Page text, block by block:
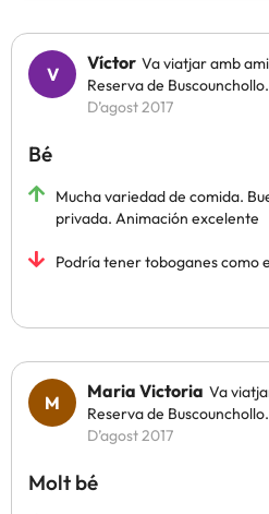
Víctor Va viatjar amb
Reserva de
D’agost 2017
Bé
Mucha variedad de comida.
privada. Animación excelente
Podría tener toboganes como
Maria Victoria Va
Reserva de
D’agost 2017
Molt bé